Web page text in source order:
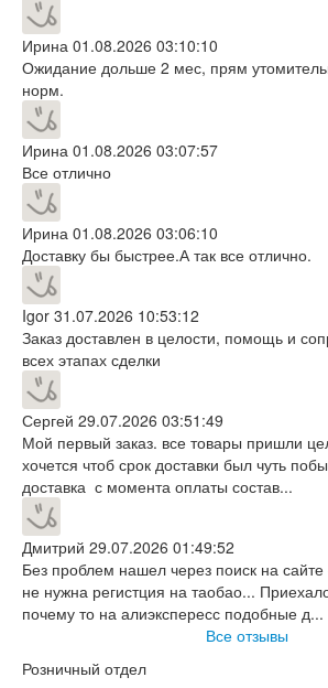
Ирина 01.08.2026 03:10:10
Ожидание дольше 2 мес, прям
норм.
Ирина 01.08.2026 03:07:57
Все отлично
Ирина 01.08.2026 03:06:10
Доставку бы быстрее.А так все отлично.
Igor 31.07.2026 10:53:12
Заказ доставлен в целости, помощь и
всех этапах сделки
Сергей 29.07.2026 03:51:49
Мой первый заказ. все товары пришли
хочется чтоб срок доставки был чуть
доставка с момента оплаты состав...
Дмитрий 29.07.2026 01:49:52
Без проблем нашел через поиск на
не нужна регистция на таобао...
почему то на алиэкспересс подобные д...
Все отзывы
Розничный отдел